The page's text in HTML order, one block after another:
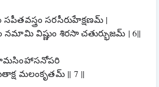
సపీతవస్త్రం సరసీరుహేక్షణమ్ |
నమామి విష్ణుం శిరసా చతుర్భుజమ్ | 6||
మలంకృతమ్ || 7 ||